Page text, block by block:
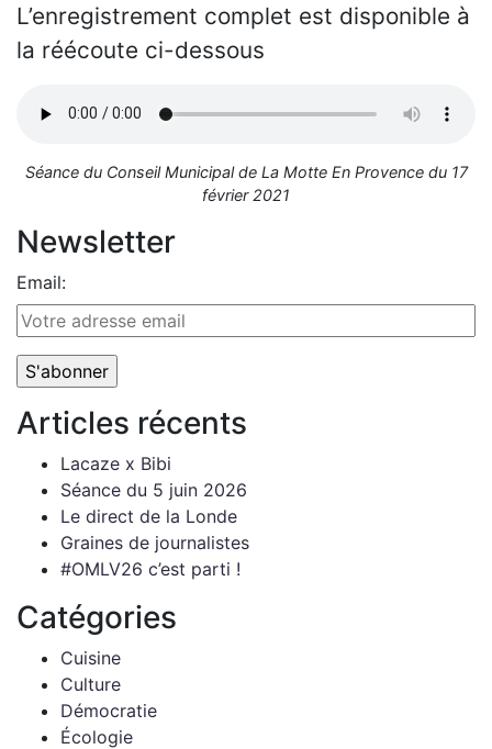
L’enregistrement complet est disponible à
la réécoute ci-dessous
Séance du Conseil Municipal de La Motte En Provence du 17
février 2021
Newsletter
Email:
Articles récents
Lacaze x Bibi
Séance du 5 juin 2026
Le direct de la Londe
Graines de journalistes
#OMLV26 c’est parti !
Catégories
Cuisine
Culture
Démocratie
Écologie